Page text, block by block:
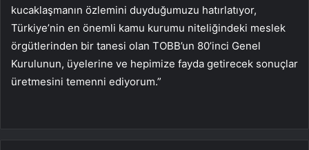
kucaklaşmanın özlemini duyduğumuzu hatırlatıyor,
Türkiye’nin en önemli kamu kurumu niteliğindeki meslek
örgütlerinden bir tanesi olan TOBB’un 80’inci Genel
Kurulunun, üyelerine ve hepimize fayda getirecek sonuçlar
üretmesini temenni ediyorum.”